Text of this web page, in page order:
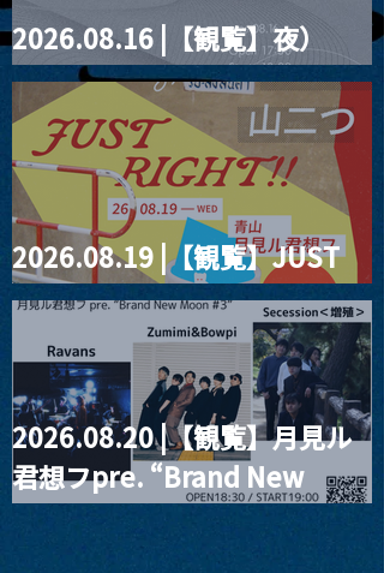
2026.08.16 |【観覧】夜）
four dots vol.2
2026.08.19 |【観覧】JUST
RIGHT!! vol.27
2026.08.20 |【観覧】月見ル
君想フpre. “Brand New
Moon #3”